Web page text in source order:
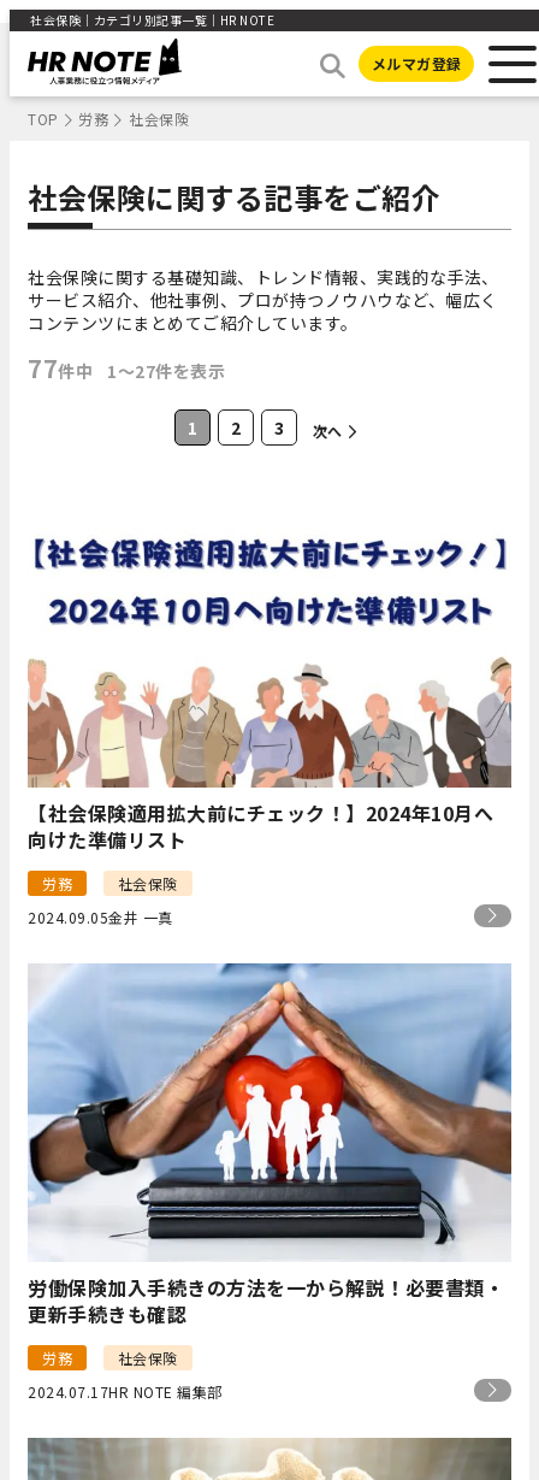
社会保険｜カテゴリ別記事一覧｜HR NOTE
メルマガ登録
TOP 労務 社会保険
社会保険に関する記事をご紹介
社会保険に関する基礎知識、トレンド情報、実践的な手法、
サービス紹介、他社事例、プロが持つノウハウなど、幅広く
コンテンツにまとめてご紹介しています。
77件中 1〜27件を表示
1 2 3 次へ
【社会保険適用拡大前にチェック！】2024年10月へ
向けた準備リスト
労務
社会保険
2024.09.05金井 一真
労働保険加入手続きの方法を一から解説！必要書類・
更新手続きも確認
労務
社会保険
2024.07.17HR NOTE 編集部